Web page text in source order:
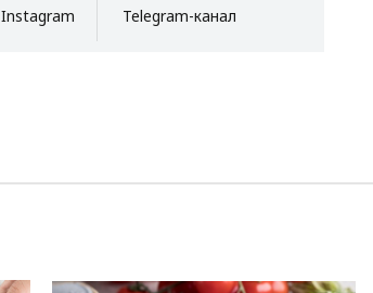
Instagram Telegram-канал